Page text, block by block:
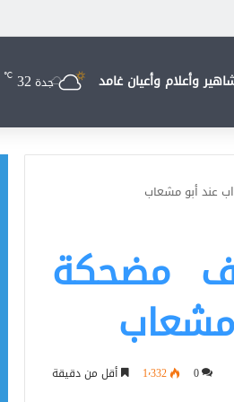
وأعلام وأعيان غامد جدة 32
℃
عند أبو مشعاب
مضحكة
مشعاب
0 1٬332 أقل من دقيقة